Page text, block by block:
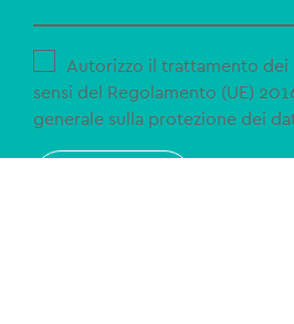
Autorizzo il trattamento dei
sensi del Regolamento (UE)
generale sulla protezione dei